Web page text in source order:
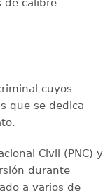
de calibre
cuyos
que se dedica
Civil (PNC) y
durante
a varios de